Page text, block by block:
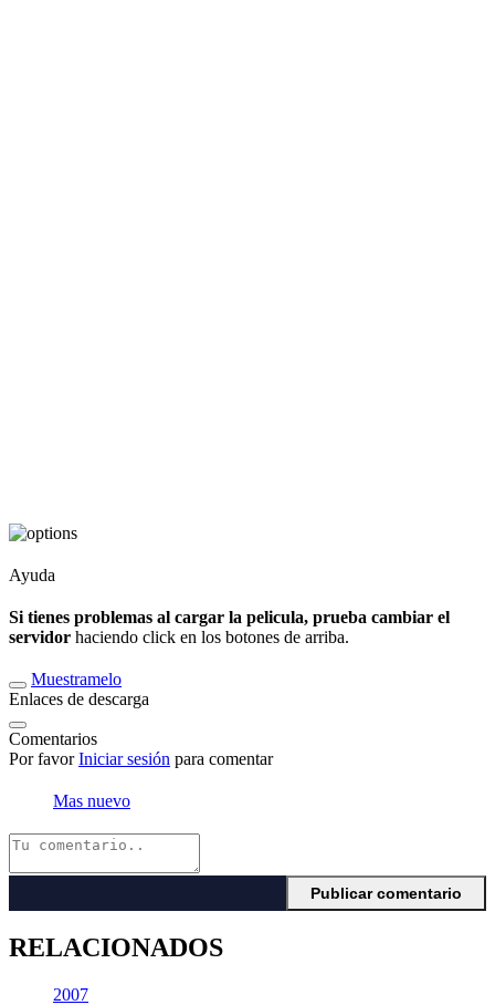
Ayuda
Si tienes problemas al cargar la pelicula, prueba cambiar el
servidor haciendo click en los botones de arriba.
Muestramelo
Enlaces de descarga
Comentarios
Por favorIniciar sesión para comentar
Mas nuevo
RELACIONADOS
2007